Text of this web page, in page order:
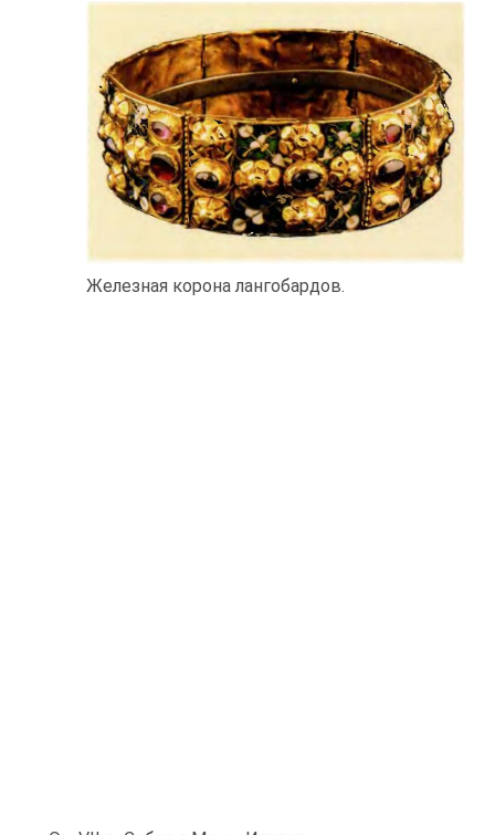
Железная корона лангобардов.